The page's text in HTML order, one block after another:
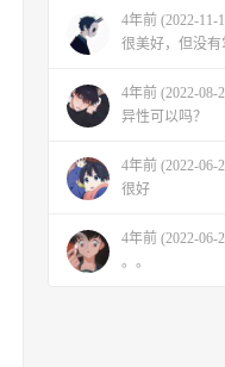
4年前 (2022-11-
很美好，但没
4年前 (2022-08-
异性可以吗？
4年前 (2022-06-
很好
4年前 (2022-06-
。。